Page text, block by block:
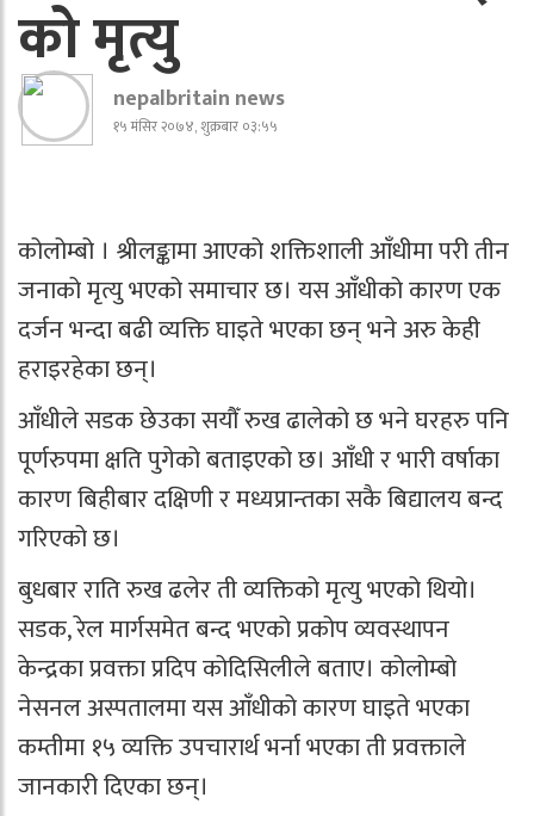
को मृत्यु
nepalbritain news
१५ मंसिर २०७४, शुक्रबार ०३:५५
कोलोम्बो । श्रीलङ्कामा आएको शक्तिशाली आँधीमा परी तीन
जनाको मृत्यु भएको समाचार छ। यस आँधीको कारण एक
दर्जन भन्दा बढी व्यक्ति घाइते भएका छन् भने अरु केही
हराइरहेका छन्।
आँधीले सडक छेउका सयौँ रुख ढालेको छ भने घरहरु पनि
पूर्णरुपमा क्षति पुगेको बताइएको छ। आँधी र भारी वर्षाका
कारण बिहीबार दक्षिणी र मध्यप्रान्तका सकै बिद्यालय बन्द
गरिएको छ।
बुधबार राति रुख ढलेर ती व्यक्तिको मृत्यु भएको थियो।
सडक, रेल मार्गसमेत बन्द भएको प्रकोप व्यवस्थापन
केन्द्रका प्रवक्ता प्रदिप कोदिसिलीले बताए। कोलोम्बो
नेसनल अस्पतालमा यस आँधीको कारण घाइते भएका
कम्तीमा १५ व्यक्ति उपचारार्थ भर्ना भएका ती प्रवक्ताले
जानकारी दिएका छन्।